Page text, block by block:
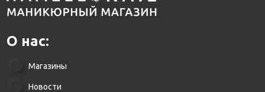
О нас:
Магазины
Новости